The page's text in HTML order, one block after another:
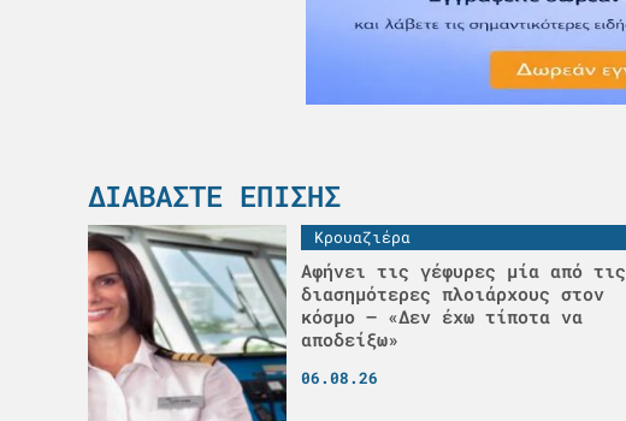
ΔΙΑΒΆΣΤΕ ΕΠΊΣΗΣ
Κρουαζιέρα
Αφήνει τις γέφυρες μία από τις
διασημότερες πλοιάρχους στον
κόσμο – «Δεν έχω τίποτα να
αποδείξω»
06.08.26